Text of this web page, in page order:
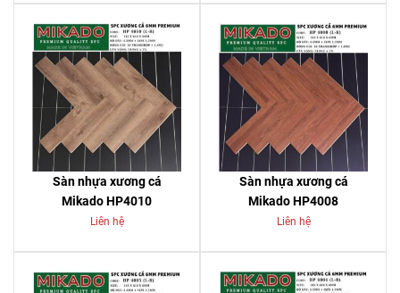
Sàn nhựa xương cá
Mikado HP4010
Liên hệ
Sàn nhựa xương cá
Mikado HP4008
Liên hệ